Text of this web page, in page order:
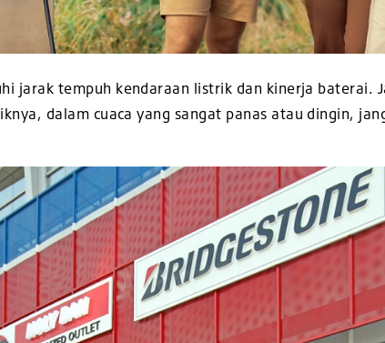
jarak tempuh kendaraan listrik dan kinerja baterai.
dalam cuaca yang sangat panas atau dingin,